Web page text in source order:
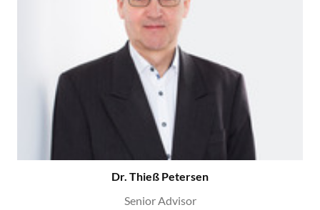
Dr. Thieß Petersen
Senior Advisor